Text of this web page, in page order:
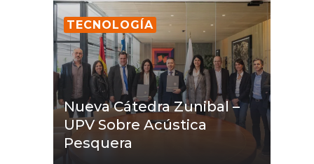
TECNOLOGÍA
Nueva Cátedra Zunibal –
UPV Sobre Acústica
Pesquera